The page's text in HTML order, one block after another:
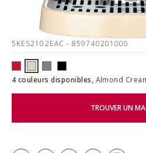
5KES2102EAC - 859740201000
4 couleurs disponibles, Almond
TROUVER UN